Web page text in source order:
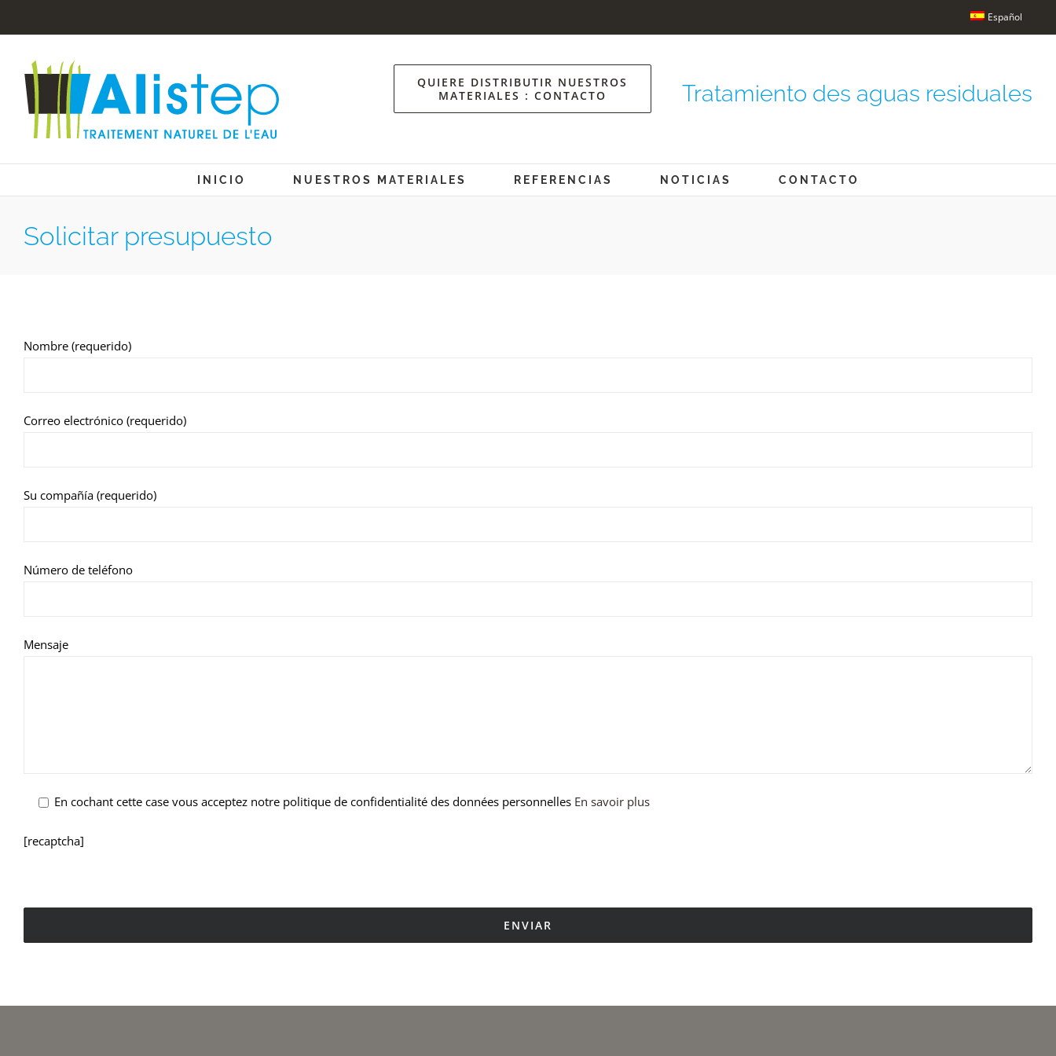
to
content
Español
QUIERE DISTRIBUTIR NUESTROS
MATERIALES : CONTACTO
Tratamiento des aguas residuales
INICIO NUESTROS MATERIALES REFERENCIAS NOTICIAS CONTACTO
Solicitar presupuesto
Nombre (requerido)
Correo electrónico (requerido)
Su compañía (requerido)
Número de teléfono
Mensaje
En cochant cette case vous acceptez notre politique de confidentialité des données personnelles En savoir plus
[recaptcha]